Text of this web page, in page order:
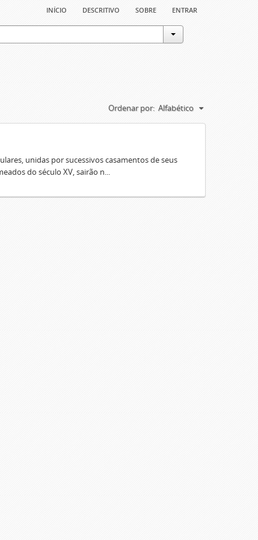
início descritivo sobre entrar
Ordenar por: Alfabético
unidas por sucessivos casamentos de seus
do século XV, sairão n...